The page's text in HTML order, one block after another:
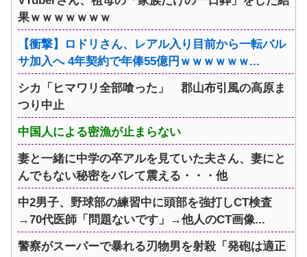
果ｗｗｗｗｗｗｗ
【衝撃】ロドリさん、レアル入り目前から一転バル
サ加入へ 4年契約で年俸55億円ｗｗｗｗｗｗ...
シカ「ヒマワリ全部喰った」 郡山布引風の高原ま
つり中止
中国人による密漁が止まらない
妻と一緒に中学の卒アルを見ていた夫さん、妻にと
んでもない秘密をバレて震える・・・他
中2男子、野球部の練習中に頭部を強打しCT検査
→70代医師「問題ないです」→他人のCT画像...
警察がスーパーで暴れる刃物男を射殺「発砲は適正